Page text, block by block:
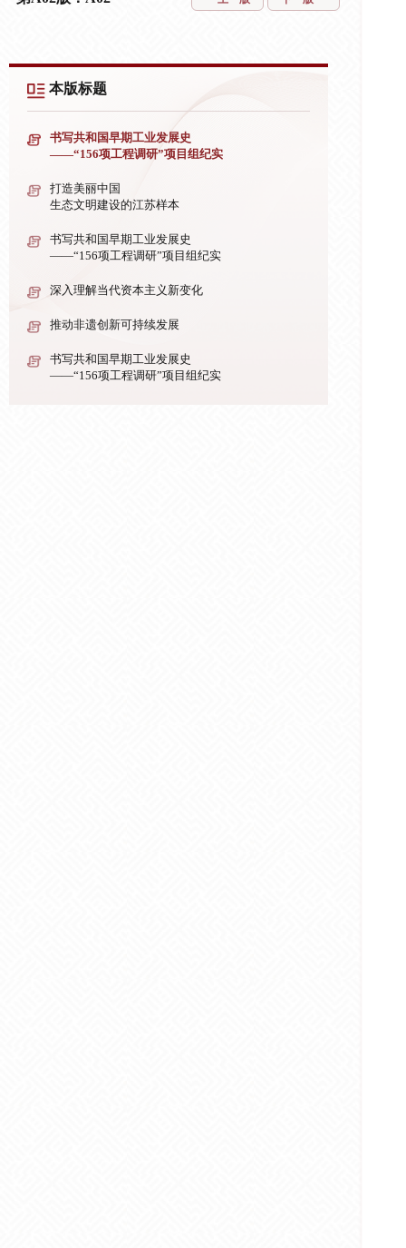
本版标题
书写共和国早期工业发展史
——“156项工程调研”项目组纪实
打造美丽中国
生态文明建设的江苏样本
书写共和国早期工业发展史
——“156项工程调研”项目组纪实
深入理解当代资本主义新变化
推动非遗创新可持续发展
书写共和国早期工业发展史
——“156项工程调研”项目组纪实